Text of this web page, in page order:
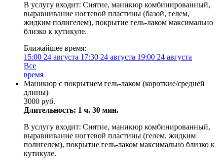
В услугу входит: Снятие, маникюр комбинированный,
выравнивание ногтевой пластины (базой, гелем,
жидким полигелем), покрытие гель-лаком максимально
близко к кутикуле.
Ближайшее время:
15:00 24 августа 17:30 24 августа 19:00 24 августа
Все
время
Маникюр с покрытием гель-лаком (короткие/средней
длины)
3000 руб.
Длительность: 1 ч. 30 мин.
В услугу входит: Снятие, маникюр комбинированный,
выравнивание ногтевой пластины (гелем, жидким
полигелем), покрытие гель-лаком максимально близко к
кутикуле.